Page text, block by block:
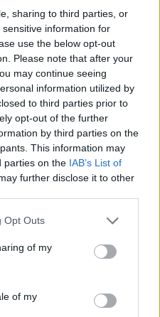
sharing to third parties, or
information for
use the below opt-out
Please note that after your
may continue seeing
information utilized by
to third parties prior to
opt-out of the further
by third parties on the
This information may
parties on the IAB’s List of
further disclose it to other
Opt Outs
of my
of my
è un segnale, si vuole
Il Napoli è atteso da 3
per tutti nel corso delle
anche in ottica futura,